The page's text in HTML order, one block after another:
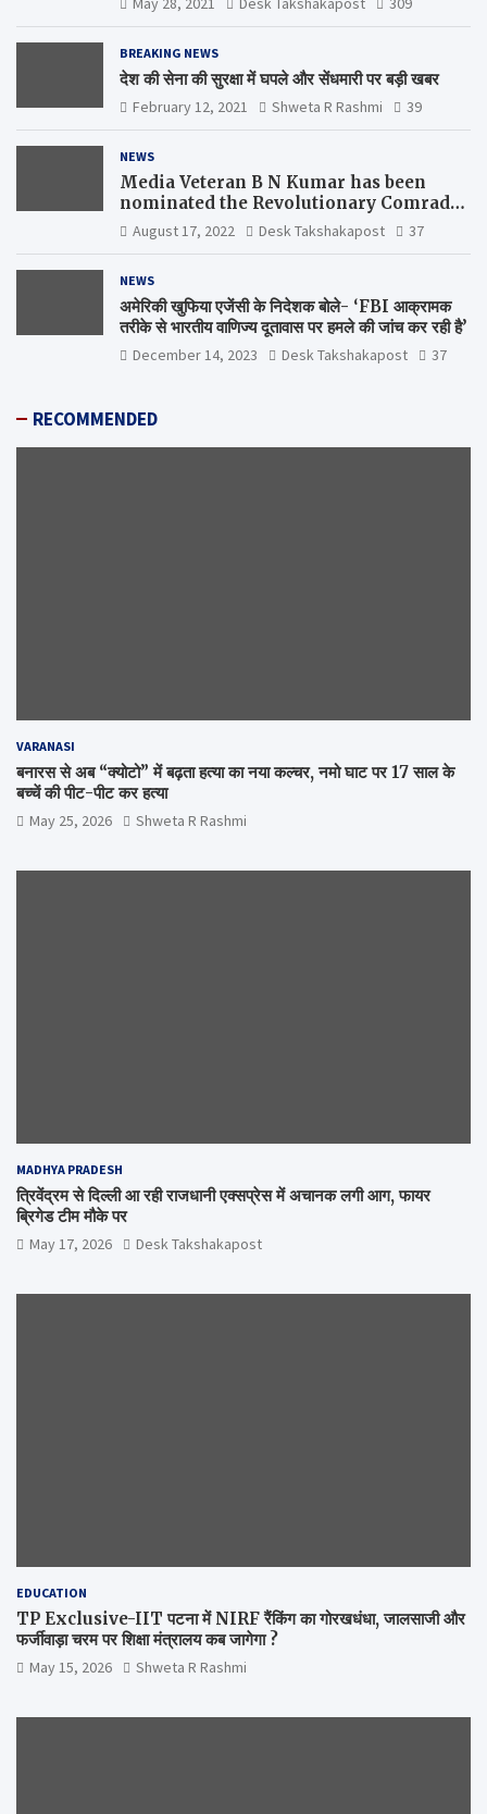
BREAKING NEWS
देश की सेना की सुरक्षा में घपले और सेंधमारी पर बड़ी खबर
February 12, 2021 Shweta R Rashmi 39
NEWS
Media Veteran B N Kumar has been
nominated the Revolutionary Comrade
Shiv Varma Media Award 2022-23
August 17, 2022 Desk Takshakapost 37
NEWS
अमेरिकी खुफिया एजेंसी के निदेशक बोले- ‘FBI आक्रामक
तरीके से भारतीय वाणिज्य दूतावास पर हमले की जांच कर रही है’
December 14, 2023 Desk Takshakapost 37
RECOMMENDED
VARANASI
बनारस से अब “क्योटो” में बढ़ता हत्या का नया कल्चर, नमो घाट पर 17 साल के
बच्चें की पीट-पीट कर हत्या
May 25, 2026 Shweta R Rashmi
MADHYA PRADESH
त्रिवेंद्रम से दिल्ली आ रही राजधानी एक्सप्रेस में अचानक लगी आग, फायर
ब्रिगेड टीम मौके पर
May 17, 2026 Desk Takshakapost
EDUCATION
TP Exclusive-IIT पटना में NIRF रैंकिंग का गोरखधंधा, जालसाजी और
फर्जीवाड़ा चरम पर शिक्षा मंत्रालय कब जागेगा ?
May 15, 2026 Shweta R Rashmi